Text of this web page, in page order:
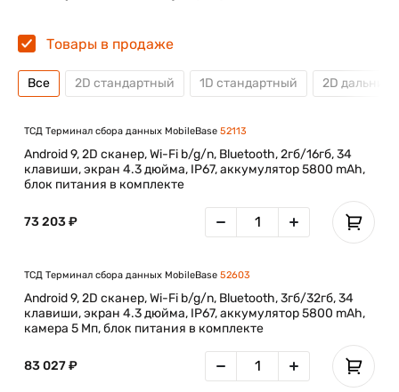
Товары в продаже
Все 2D стандартный 1D стандартный 2D дальний
ТСД Терминал сбора данных MobileBase 52113
Android 9, 2D сканер, Wi-Fi b/g/n, Bluetooth, 2гб/16гб, 34
клавиши, экран 4.3 дюйма, IP67, аккумулятор 5800 mAh,
блок питания в комплекте
73 203 ₽
ТСД Терминал сбора данных MobileBase 52603
Android 9, 2D сканер, Wi-Fi b/g/n, Bluetooth, 3гб/32гб, 34
клавиши, экран 4.3 дюйма, IP67, аккумулятор 5800 mAh,
камера 5 Мп, блок питания в комплекте
83 027 ₽